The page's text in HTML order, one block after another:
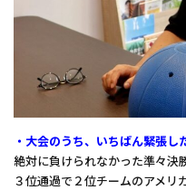
・大会のうち、いちばん緊張し
絶対に負けられなかった準々決
３位通過で２位チームのアメリ